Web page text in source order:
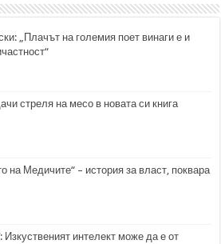
„Плачът на големия поет винаги е и
стреля на месо в новата си книга
на Медичите“ – история за власт, поквара
Изкуственият интелект може да е от